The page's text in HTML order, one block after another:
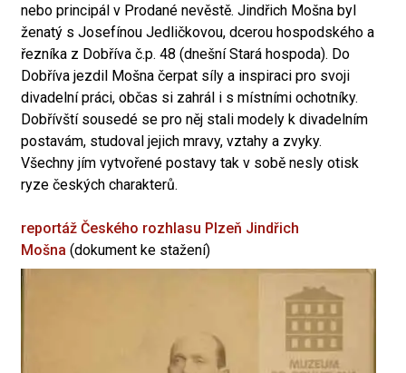
nebo principál v Prodané nevěstě. Jindřich Mošna byl
ženatý s Josefínou Jedličkovou, dcerou hospodského a
řezníka z Dobříva č.p. 48 (dnešní Stará hospoda). Do
Dobříva jezdil Mošna čerpat síly a inspiraci pro svoji
divadelní práci, občas si zahrál i s místními ochotníky.
Dobřívští sousedé se pro něj stali modely k divadelním
postavám, studoval jejich mravy, vztahy a zvyky.
Všechny jím vytvořené postavy tak v sobě nesly otisk
ryze českých charakterů.
reportáž Českého rozhlasu Plzeň Jindřich
Mošna (dokument ke stažení)